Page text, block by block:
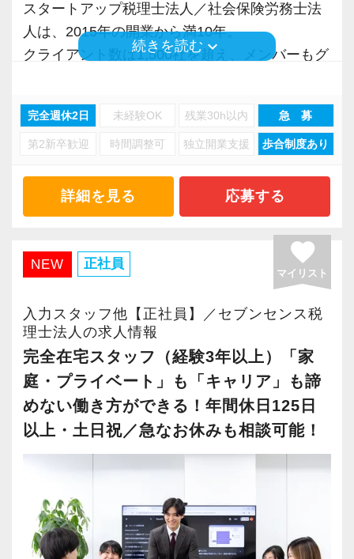
いたら、それを一緒になって実現するために大
きく力を発揮できる存在でありたいと考えてい
ます。ご紹介案件が7割を超えているのも、そう
るからだと自負しています。
今後もお客様に満足していただけるようにスキ
ルの向上を目指し、税務のプロとして高い信頼
を獲得していきます。
供する真の「税務プロフェッショナル」として
の道を私たちと一緒に歩んでみませんか？
【将来オフィスをお任せできる貴方の力を求め
ています】
積み重ねてこられた知識と経験を生かして、さ
らなる活躍の場を求めている貴方の力を発揮で
きる職場です。
新たなマネージャー候補として、将来的にオフ
ィスを任せられる方の力を求めています。
税理士資格がなくてもOK！
やる気とコミュニケーション能力を重視しま
す。
ており、さらなるサービス品質の向上を目指し
ています。
に対して認証される「社労士診断認証制度」を
取得しました。
「職場環境改善宣言企業」と「経営労務診断実
施企業」の認定を受け、今後も社員が働きやす
い環境づくりを積極的に推進していきます。
長く安心して働ける環境を用意してお待ちして
おりますので、当社で将来の不安なく働いてみ
ませんか？
【横浜の事務所はこんなオフィスです】
前例のない業務でも「まずはやってみよう」と
いう姿勢で業務に取り組んでいるスタッフが多
く活躍しています。
20～30代の意欲ある若手が多く、何かと話し声
が飛び交う活気ある職場です。
「○○さんの案件どうなってる？」
「▲▲社の税務調査について相談があって…」
「ちょっとやってみたいことが」
スタートアップ税理士法人／社会保険労務士法
人は、2015年の開業から満10年。
クライアント数は1,500社を超え、メンバーもグ
チャー事務所です。
これまで私たちのサービスを評価、信頼いただ
いたお客様やパートナー様からのご紹介から、
出会いを重ね続けることができ、着実に業績を
伸ばしています。
私たちの組織の最大の資産であり価値の源泉は
一人ひとりが成長を続けることこそ、私たち自
身やクライアントのために一番重要であること
をみんなが理解しています。
これから組織がさらに成長していくために、
「困難はみんなで乗り越える」環境づくりにも
ますます取り組んでいくので、たとえ経験の浅
ご活躍いただけます。
う社風です！
◆わからないことはすぐに聞けるメンバー間
続きを読む keyboard_arrow_down
完全週休2日 未経験OK 残業30h以内 急 募
第2新卒歓迎 時間調整可 独立開業支援 歩合制度あり
詳細を見る 応募する
NEW 正社員 favorite
マイリスト
入力スタッフ他【正社員】／セブンセンス税
理士法人の求人情報
完全在宅スタッフ（経験3年以上）「家
庭・プライベート」も「キャリア」も諦
めない働き方ができる！年間休日125日
以上・土日祝／急なお休みも相談可能！